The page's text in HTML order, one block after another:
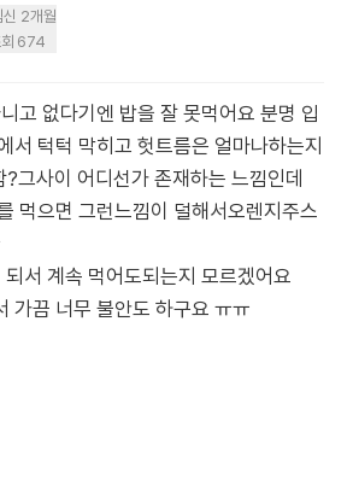
신 2개월
674
고 없다기엔 밥을 잘 못먹어요 분명 입
서 턱턱 막히고 헛트름은 얼마나하는지
그사이 어디선가 존재하는 느낌인데
먹으면 그런느낌이 덜해서오렌지주스
서 계속 먹어도되는지 모르겠어요
가끔 너무 불안도 하구요 ㅠㅠ